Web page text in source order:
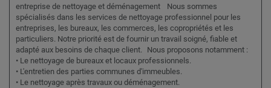
entreprise de nettoyage et déménagement Nous sommes
spécialisés dans les services de nettoyage professionnel pour les
entreprises, les bureaux, les commerces, les copropriétés et les
particuliers. Notre priorité est de fournir un travail soigné, fiable et
adapté aux besoins de chaque client. Nous proposons notamment :
• Le nettoyage de bureaux et locaux professionnels.
• L'entretien des parties communes d'immeubles.
• Le nettoyage après travaux ou déménagement.